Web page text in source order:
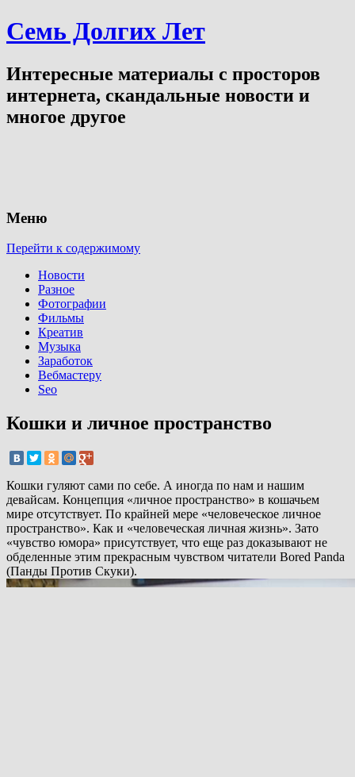
Семь Долгих Лет
Интересные материалы с просторов
интернета, скандальные новости и
многое другое
Меню
Перейти к содержимому
Новости
Разное
Фотографии
Фильмы
Креатив
Музыка
Заработок
Вебмастеру
Seo
Кошки и личное пространство
Кошки гуляют сами по себе. А иногда по нам и нашим
девайсам. Концепция «личное пространство» в кошачьем
мире отсутствует. По крайней мере «человеческое личное
пространство». Как и «человеческая личная жизнь». Зато
«чувство юмора» присутствует, что еще раз доказывают не
обделенные этим прекрасным чувством читатели Bored Panda
(Панды Против Скуки).